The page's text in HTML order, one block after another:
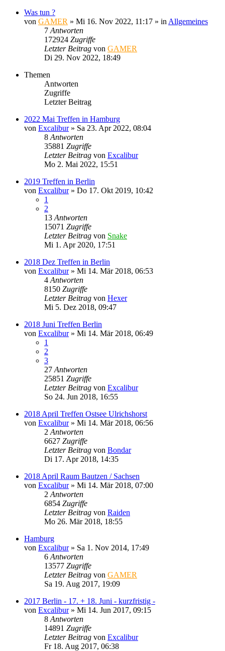
Was tun ?
von GAMER » Mi 16. Nov 2022, 11:17 » in Allgemeines
7 Antworten
172924 Zugriffe
Letzter Beitrag von GAMER
Di 29. Nov 2022, 18:49
Themen
Antworten
Zugriffe
Letzter Beitrag
2022 Mai Treffen in Hamburg
von Excalibur» Sa 23. Apr 2022, 08:04
8 Antworten
35881 Zugriffe
Letzter Beitrag von Excalibur
Mo 2. Mai 2022, 15:51
2019 Treffen in Berlin
von Excalibur» Do 17. Okt 2019, 10:42
1
2
13 Antworten
15071 Zugriffe
Letzter Beitrag von Snake
Mi 1. Apr 2020, 17:51
2018 Dez Treffen in Berlin
von Excalibur» Mi 14. Mär 2018, 06:53
4 Antworten
8150 Zugriffe
Letzter Beitrag von Hexer
Mi 5. Dez 2018, 09:47
2018 Juni Treffen Berlin
von Excalibur» Mi 14. Mär 2018, 06:49
1
2
3
27 Antworten
25851 Zugriffe
Letzter Beitrag von Excalibur
So 24. Jun 2018, 16:55
2018 April Treffen Ostsee Ulrichshorst
von Excalibur» Mi 14. Mär 2018, 06:56
2 Antworten
6627 Zugriffe
Letzter Beitrag von Bondar
Di 17. Apr 2018, 14:35
2018 April Raum Bautzen / Sachsen
von Excalibur» Mi 14. Mär 2018, 07:00
2 Antworten
6854 Zugriffe
Letzter Beitrag von Raiden
Mo 26. Mär 2018, 18:55
Hamburg
von Excalibur» Sa 1. Nov 2014, 17:49
6 Antworten
13577 Zugriffe
Letzter Beitrag von GAMER
Sa 19. Aug 2017, 19:09
2017 Berlin - 17. + 18. Juni - kurzfristig -
von Excalibur» Mi 14. Jun 2017, 09:15
8 Antworten
14891 Zugriffe
Letzter Beitrag von Excalibur
Fr 18. Aug 2017, 06:38